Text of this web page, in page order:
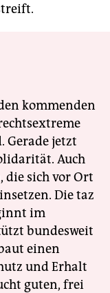
kommenden
Gerade jetzt
Auch
die sich vor Ort
Die taz
im
bundesweit
einen
und Erhalt
guten, frei